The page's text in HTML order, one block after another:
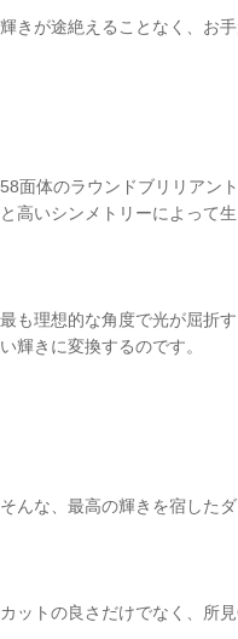
輝きが途絶えることなく、お手
58面体のラウンドブリリアン
と高いシンメトリーによって
最も理想的な角度で光が屈折
い輝きに変換するのです。
そんな、最高の輝きを宿した
カットの良さだけでなく、所